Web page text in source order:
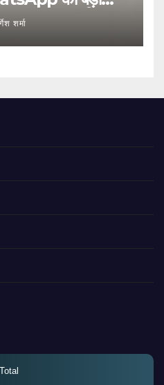
नंबर साझा किए
शर्मा
Total